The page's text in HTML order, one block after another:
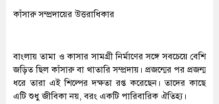
কাঁসারু সম্প্রদায়ের উত্তরাধিকার
বাংলায় তামা ও কাসার সামগ্রী নির্মাণের সঙ্গে সবচেয়ে বেশি
জড়িত ছিল কাঁসারু বা থাতারি সম্প্রদায়। প্রজন্মের পর প্রজন্ম
ধরে তারা এই শিল্পের দক্ষতা রপ্ত করেছেন। তাদের কাছে
এটি শুধু জীবিকা নয়, বরং একটি পারিবারিক ঐতিহ্য।